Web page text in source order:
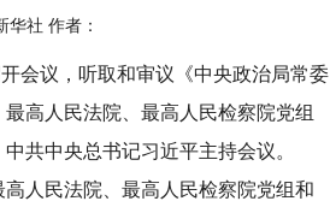
华社 作者：
会议，听取和审议《中央政治局常委
高人民法院、最高人民检察院党组
共中央总书记习近平主持会议。
人民法院、最高人民检察院党组和